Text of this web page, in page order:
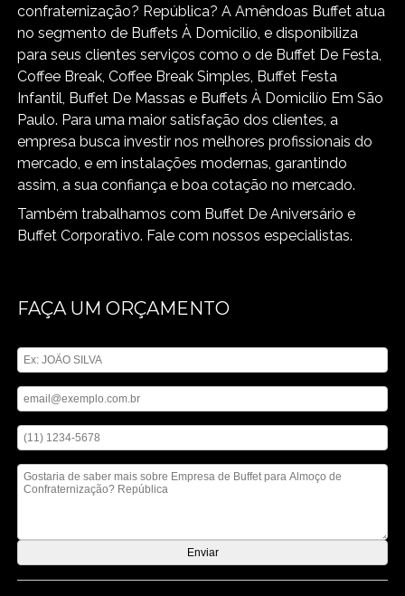
confraternização? República? A Amêndoas Buffet atua
no segmento de Buffets À Domicilío, e disponibiliza
para seus clientes serviços como o de Buffet De Festa,
Coffee Break, Coffee Break Simples, Buffet Festa
Infantil, Buffet De Massas e Buffets À Domicilío Em São
Paulo. Para uma maior satisfação dos clientes, a
empresa busca investir nos melhores profissionais do
mercado, e em instalações modernas, garantindo
assim, a sua confiança e boa cotação no mercado.
Também trabalhamos com Buffet De Aniversário e
Buffet Corporativo. Fale com nossos especialistas.
FAÇA UM ORÇAMENTO